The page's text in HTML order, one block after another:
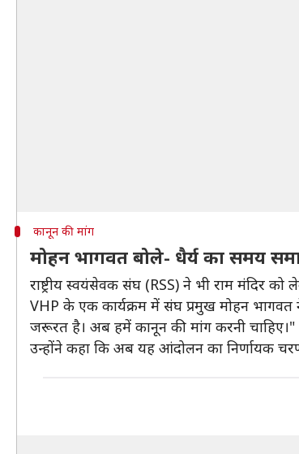
कानून की मांग
मोहन भागवत बोले- धैर्य का समय
राष्ट्रीय स्वयंसेवक संघ (RSS) ने भी राम मंदिर
VHP के एक कार्यक्रम में संघ प्रमुख मोहन
जरूरत है। अब हमें कानून की मांग करनी चाहिए।"
उन्होंने कहा कि अब यह आंदोलन का निर्णायक